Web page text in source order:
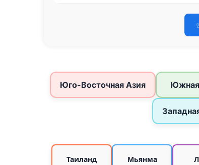
Таиланд Мьянма